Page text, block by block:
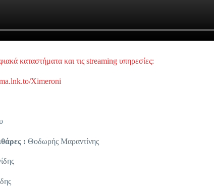
καταστήματα και τις streaming υπηρεσίες:
Ximeroni
: Θοδωρής Μαραντίνης